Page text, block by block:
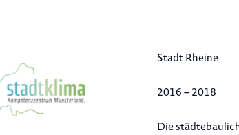
Stadt Rheine
2016 – 2018
Die